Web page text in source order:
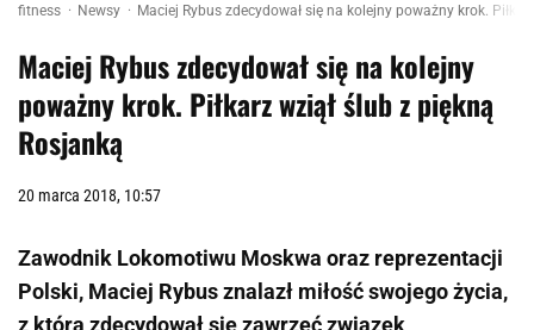
fitness Newsy Maciej Rybus zdecydował się na kolejny poważny krok.
Maciej Rybus zdecydował się na kolejny
poważny krok. Piłkarz wziął ślub z piękną
Rosjanką
20 marca 2018, 10:57
Zawodnik Lokomotiwu Moskwa oraz reprezentacji
Polski, Maciej Rybus znalazł miłość swojego życia,
z którą zdecydował się zawrzeć związek